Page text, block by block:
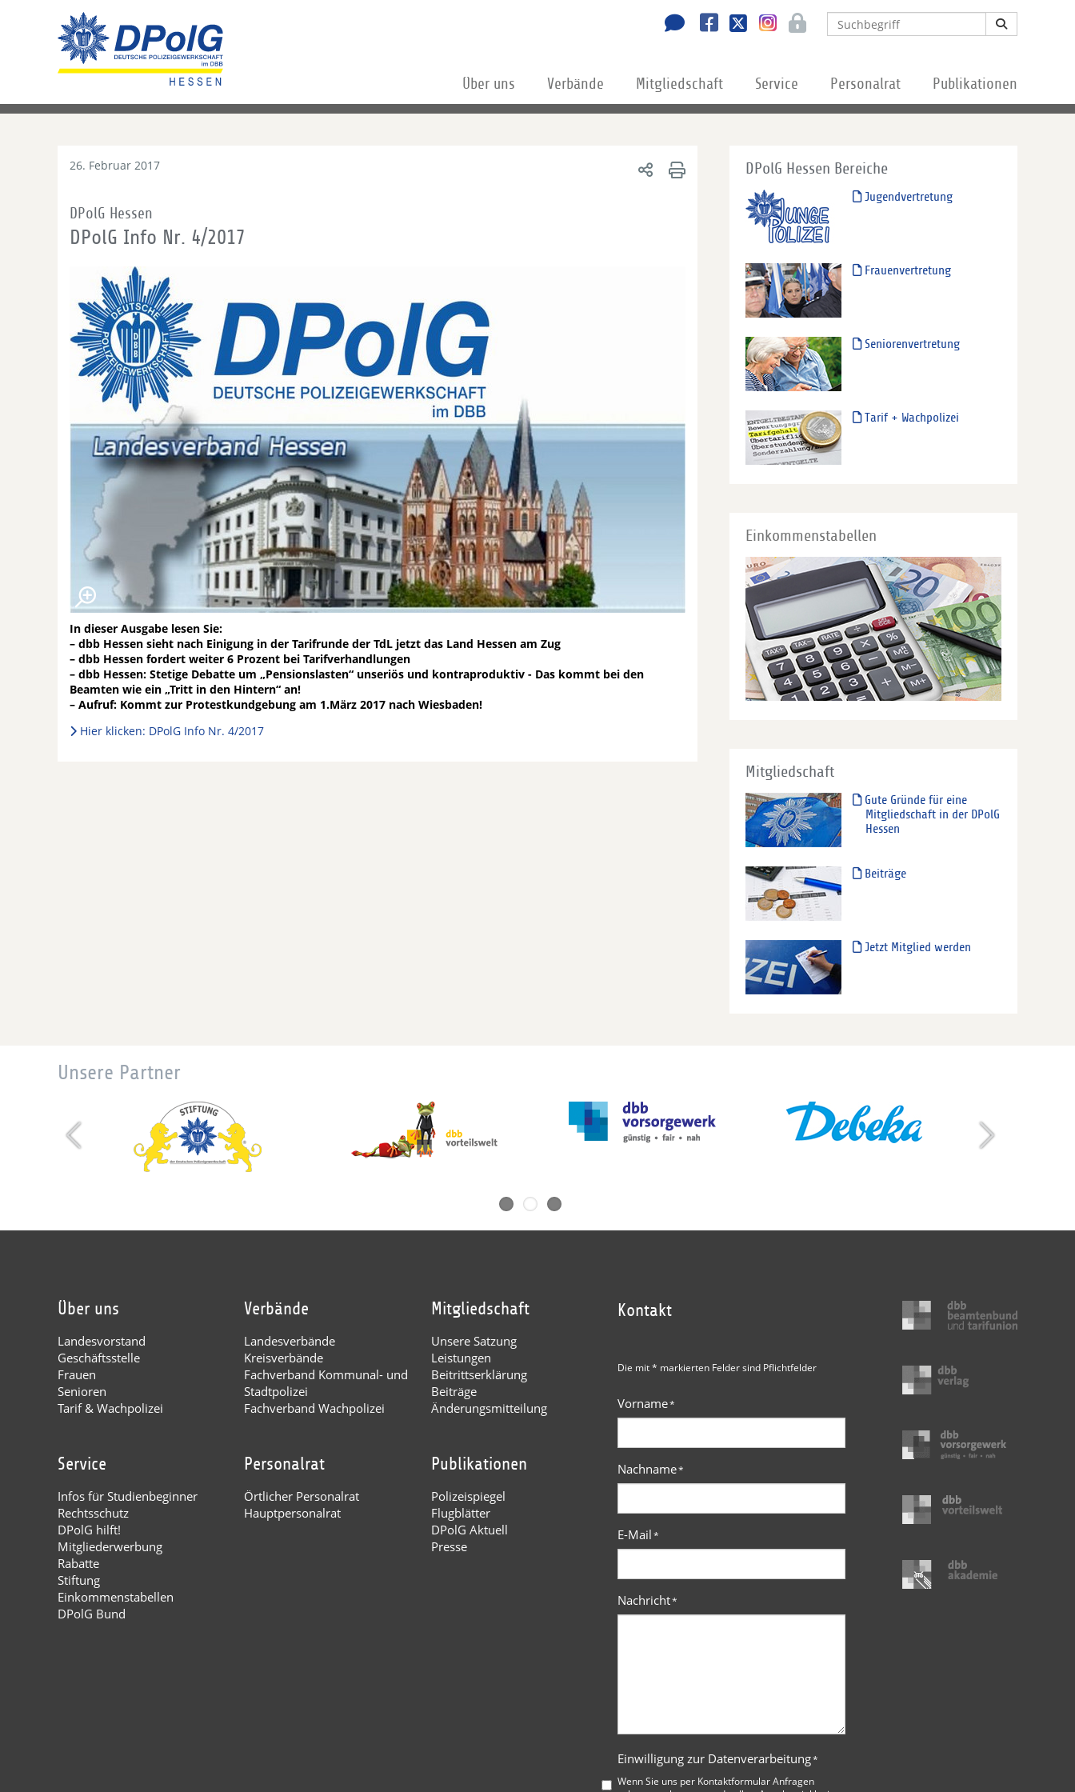
Über uns Verbände Mitgliedschaft Service Personalrat Publikationen
26. Februar 2017
DPolG Hessen
DPolG Info Nr. 4/2017
In dieser Ausgabe lesen Sie:
– dbb Hessen sieht nach Einigung in der Tarifrunde der TdL jetzt das Land Hessen am Zug
– dbb Hessen fordert weiter 6 Prozent bei Tarifverhandlungen
– dbb Hessen: Stetige Debatte um „Pensionslasten“ unseriös und kontraproduktiv - Das kommt bei den
Beamten wie ein „Tritt in den Hintern“ an!
– Aufruf: Kommt zur Protestkundgebung am 1.März 2017 nach Wiesbaden!
Hier klicken: DPolG Info Nr. 4/2017
DPolG Hessen Bereiche
Jugendvertretung
Frauenvertretung
Seniorenvertretung
Tarif + Wachpolizei
Einkommenstabellen
Mitgliedschaft
Gute Gründe für eine
Mitgliedschaft in der DPolG
Hessen
Beiträge
Jetzt Mitglied werden
Unsere Partner
Über uns
Landesvorstand
Geschäftsstelle
Frauen
Senioren
Tarif & Wachpolizei
Verbände
Landesverbände
Kreisverbände
Fachverband Kommunal- und
Stadtpolizei
Fachverband Wachpolizei
Mitgliedschaft
Unsere Satzung
Leistungen
Beitrittserklärung
Beiträge
Änderungsmitteilung
Service
Infos für Studienbeginner
Rechtsschutz
DPolG hilft!
Mitgliederwerbung
Rabatte
Stiftung
Einkommenstabellen
DPolG Bund
Personalrat
Örtlicher Personalrat
Hauptpersonalrat
Publikationen
Polizeispiegel
Flugblätter
DPolG Aktuell
Presse
Kontakt
Die mit * markierten Felder sind Pflichtfelder
Vorname*
Nachname*
E-Mail*
Nachricht*
Einwilligung zur Datenverarbeitung*
Wenn Sie uns per Kontaktformular Anfragen